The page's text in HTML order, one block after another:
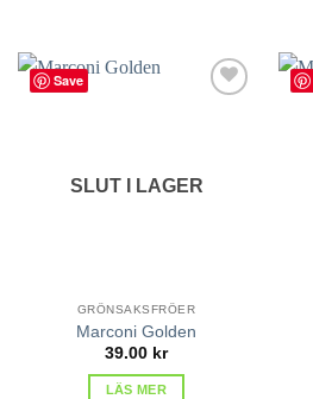
Save
SLUT I LAGER
GRÖNSAKSFRÖER
Marconi Golden
39.00 kr
LÄS MER